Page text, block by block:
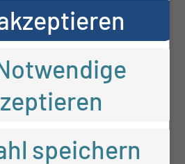
Umstellung
speichern